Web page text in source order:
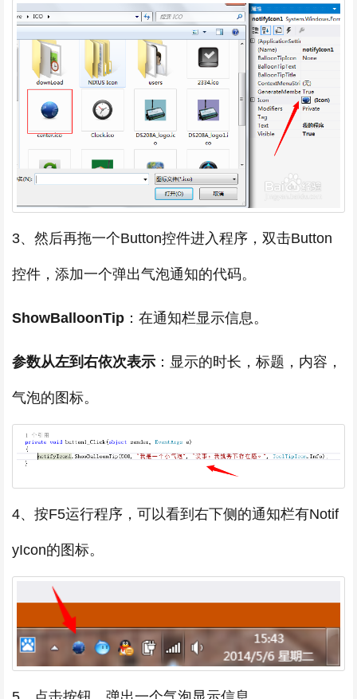
3、然后再拖一个Button控件进入程序，双击Button
控件，添加一个弹出气泡通知的代码。
ShowBalloonTip ：在通知栏显示信息。
参数从左到右依次表示 ：显示的时长，标题，内容，
气泡的图标。
4、按F5运行程序，可以看到右下侧的通知栏有Notif
yIcon的图标。